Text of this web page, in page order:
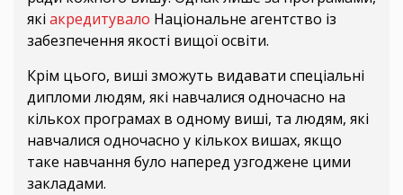
які акредитувало Національне агентство із
забезпечення якості вищої освіти.
Крім цього, виші зможуть видавати спеціальні
дипломи людям, які навчалися одночасно на
кількох програмах в одному виші, та людям, які
навчалися одночасно у кількох вишах, якщо
таке навчання було наперед узгоджене цими
закладами.